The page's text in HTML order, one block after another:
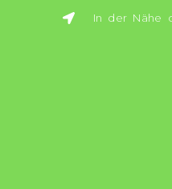
In der Nähe